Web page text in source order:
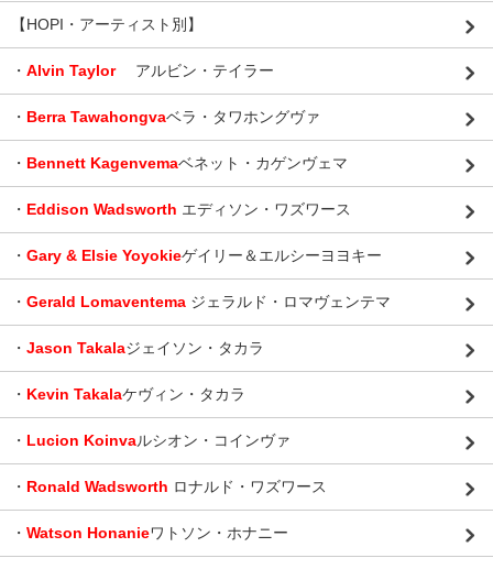
【HOPI・アーティスト別】
・ Alvin Taylor アルビン・テイラー
・ Berra Tawahongvaベラ・タワホングヴァ
・ Bennett Kagenvemaベネット・カゲンヴェマ
・ Eddison Wadsworth エディソン・ワズワース
・ Gary & Elsie Yoyokieゲイリー＆エルシーヨヨキー
・ Gerald Lomaventema ジェラルド・ロマヴェンテマ
・ Jason Takalaジェイソン・タカラ
・ Kevin Takalaケヴィン・タカラ
・ Lucion Koinvaルシオン・コインヴァ
・ Ronald Wadsworth ロナルド・ワズワース
・ Watson Honanieワトソン・ホナニー